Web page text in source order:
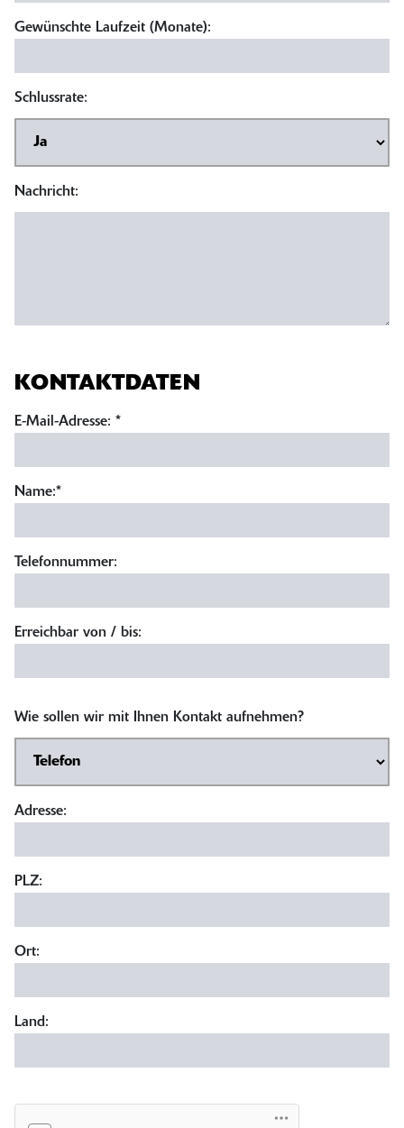
Gewünschte Laufzeit (Monate):
Schlussrate:
Nachricht:
KONTAKTDATEN
E-Mail-Adresse: *
Name:*
Telefonnummer:
Erreichbar von / bis:
Wie sollen wir mit Ihnen Kontakt aufnehmen?
Adresse:
PLZ:
Ort:
Land: